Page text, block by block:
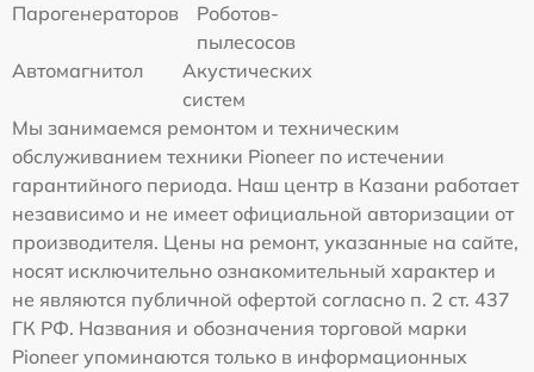
Парогенераторов
Роботов-
пылесосов
Автомагнитол
Акустических
систем
Мы занимаемся ремонтом и техническим
обслуживанием техники Pioneer по истечении
гарантийного периода. Наш центр в Казани работает
независимо и не имеет официальной авторизации от
производителя. Цены на ремонт, указанные на сайте,
носят исключительно ознакомительный характер и
не являются публичной офертой согласно п. 2 ст. 437
ГК РФ. Названия и обозначения торговой марки
Pioneer упоминаются только в информационных